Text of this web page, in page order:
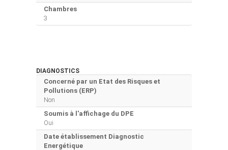
Chambres
3
DIAGNOSTICS
Concerné par un Etat des Risques et
Pollutions (ERP)
Non
Soumis à l'affichage du DPE
Oui
Date établissement Diagnostic
Energétique